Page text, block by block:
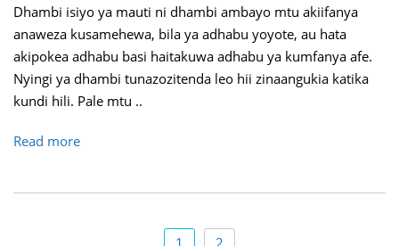
Dhambi isiyo ya mauti ni dhambi ambayo mtu akiifanya
anaweza kusamehewa, bila ya adhabu yoyote, au hata
akipokea adhabu basi haitakuwa adhabu ya kumfanya afe.
Nyingi ya dhambi tunazozitenda leo hii zinaangukia katika
kundi hili. Pale mtu ..
Read more